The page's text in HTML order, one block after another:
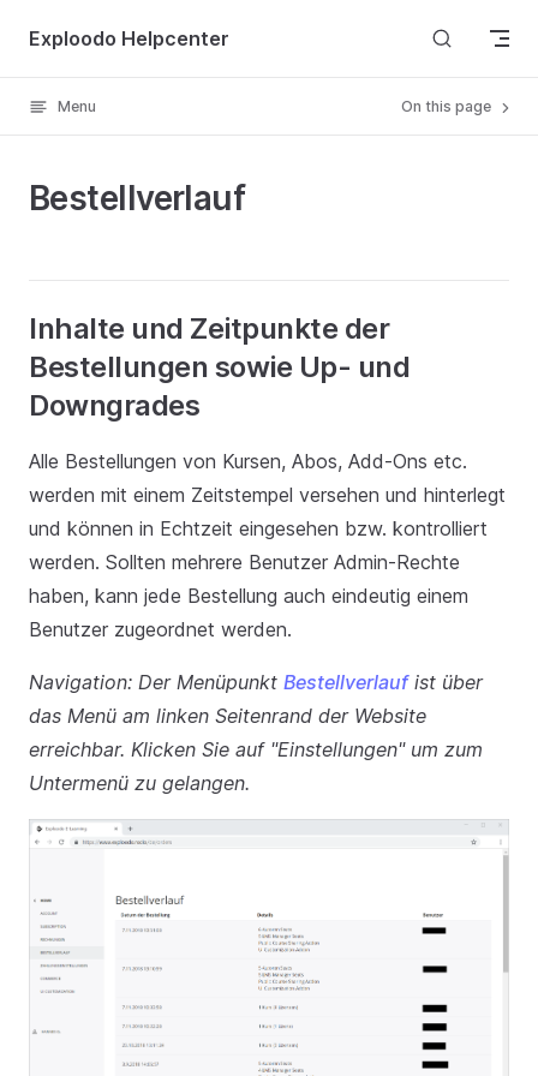
Skip to content
Exploodo Helpcenter
Menu On this page
Bestellverlauf
Inhalte und Zeitpunkte der
Bestellungen sowie Up- und
Downgrades
Alle Bestellungen von Kursen, Abos, Add-Ons etc.
werden mit einem Zeitstempel versehen und hinterlegt
und können in Echtzeit eingesehen bzw. kontrolliert
werden. Sollten mehrere Benutzer Admin-Rechte
haben, kann jede Bestellung auch eindeutig einem
Benutzer zugeordnet werden.
Navigation: Der Menüpunkt Bestellverlaufist über
das Menü am linken Seitenrand der Website
erreichbar. Klicken Sie auf "Einstellungen" um zum
Untermenü zu gelangen.